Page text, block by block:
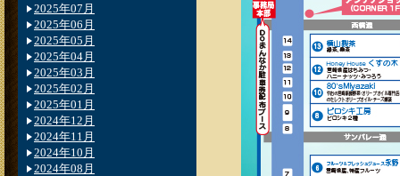
2025年07月
2025年06月
2025年05月
2025年04月
2025年03月
2025年02月
2025年01月
2024年12月
2024年11月
2024年10月
2024年08月